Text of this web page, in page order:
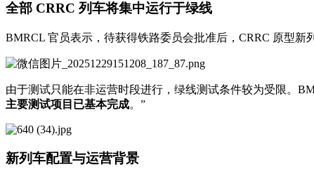
全部 CRRC 列车将集中运行于绿线
BMRCL 官员表示，待获得铁路委员会批准后，CRRC 原型
由于测试只能在非运营时段进行，绿线测试条件较为受限。
主要测试项目已基本完成。”
新列车配置与运营背景